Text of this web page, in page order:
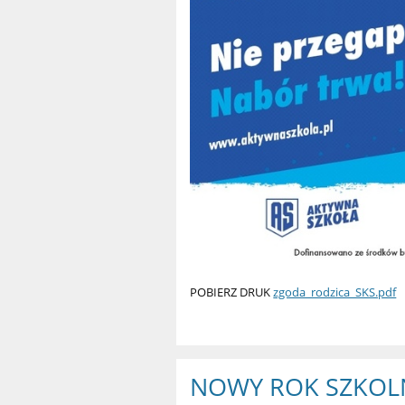
POBIERZ DRUKzgoda_rodzica_SKS.pdf
NOWY ROK